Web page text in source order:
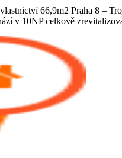
66,9m2 Praha 8 –
v 10NP celkově